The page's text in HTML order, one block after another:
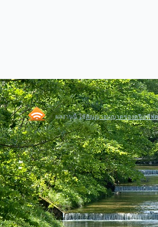
ผลงานนี้ ใช้สัญญาอนุญาตของครีเอทีฟค